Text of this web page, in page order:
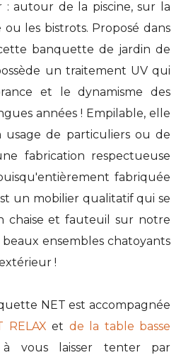
autour de la piscine, sur la
les bistrots. Proposé dans
banquette de jardin de
un traitement UV qui
et le dynamisme des
années ! Empilable, elle
de particuliers ou de
fabrication respectueuse
fabriquée
un mobilier qualitatif qui se
chaise et fauteuil sur notre
ensembles chatoyants
!
NET est accompagnée
RELAXet de la table basse
vous laisser tenter par